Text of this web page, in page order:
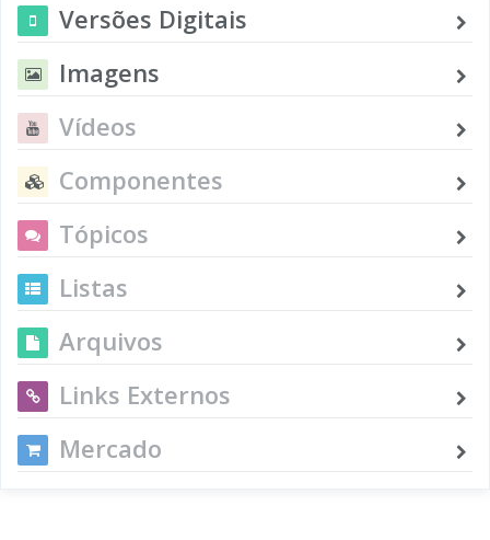
Versões Digitais
Imagens
Vídeos
Componentes
Tópicos
Listas
Arquivos
Links Externos
Mercado